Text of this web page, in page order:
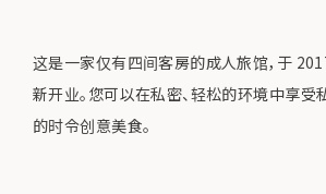
这是一家仅有四间客房的成人旅馆，于
新开业。您可以在私密、轻松的环境中享受
的时令创意美食。